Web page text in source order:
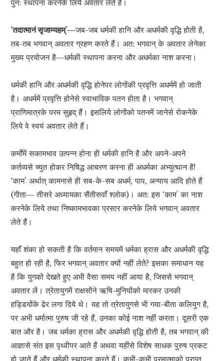
पुन: स्थापना करनेके लिये अवतार लेते हैं।
‘तदात्मानं सृजाम्यहम्’—जब-जब धर्मकी हानि और अधर्मकी वृद्धि होती है,
तब-तब भगवान् अवतार ग्रहण करते हैं। अत: भगवान् के अवतार लेनेका
मुख्य प्रयोजन है—धर्मकी स्थापना करना और अधर्मका नाश करना।
धर्मकी हानि और अधर्मकी वृद्धि होनेपर लोगोंकी प्रवृत्ति अधर्ममें हो जाती
है। अधर्ममें प्रवृत्ति होनेसे स्वाभाविक पतन होता है। भगवान्
प्राणिमात्रके परम सुहृद् हैं। इसलिये लोगोंको पतनमें जानेसे रोकनेके
लिये वे स्वयं अवतार लेते हैं।
कर्मोंमें सकामभाव उत्पन्न होना ही धर्मकी हानि है और अपने-अपने
कर्तव्यसे च्युत होकर निषिद्ध आचरण करना ही अधर्मका अभ्युत्थान है!
‘काम’ अर्थात् कामनासे ही सब-के-सब अधर्म, पाप, अन्याय आदि होते हैं
(गीता— तीसरे अध्यायका सैंतीसवाँ श्लोक)। अत: इस ‘काम’ का नाश
करनेके लिये तथा निष्कामभावका प्रसार करनेके लिये भगवान् अवतार
लेते हैं।
यहाँ शंका हो सकती है कि वर्तमान समयमें धर्मका ह्रास और अधर्मकी वृद्धि
बहुत हो रही है, फिर भगवान् अवतार क्यों नहीं लेते? इसका समाधान यह
है कि युगको देखते हुए अभी वैसा समय नहीं आया है, जिससे भगवान्
अवतार लें। त्रेतायुगमें राक्षसोंने ऋषि-मुनियोंको मारकर उनकी
हड्डियोंके ढेर लगा दिये थे। यह तो त्रेतायुगसे भी गया-बीता कलियुग है,
पर अभी धर्मात्मा पुरुष जी रहे हैं, उनका कोई नाश नहीं करता। दूसरी एक
बात और है। जब धर्मका ह्रास और अधर्मकी वृद्धि होती है, तब भगवान् की
आज्ञासे संत इस पृथ्वीपर आते हैं अथवा यहींसे विशेष साधक पुरुष प्रकट